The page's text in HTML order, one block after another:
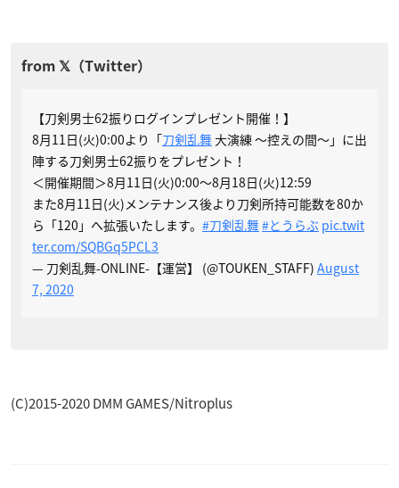
【刀剣男士62振りログインプレゼント開催！】
8月11日(火)0:00より「刀剣乱舞 大演練 〜控えの間～」に出
陣する刀剣男士62振りをプレゼント！
＜開催期間＞8月11日(火)0:00〜8月18日(火)12:59
また8月11日(火)メンテナンス後より刀剣所持可能数を80か
ら「120」へ拡張いたします。 #刀剣乱舞#とうらぶ pic.twit
ter.com/SQBGq5PCL3
— 刀剣乱舞-ONLINE-【運営】 (@TOUKEN_STAFF) August
7, 2020
(C)2015-2020 DMM GAMES/Nitroplus